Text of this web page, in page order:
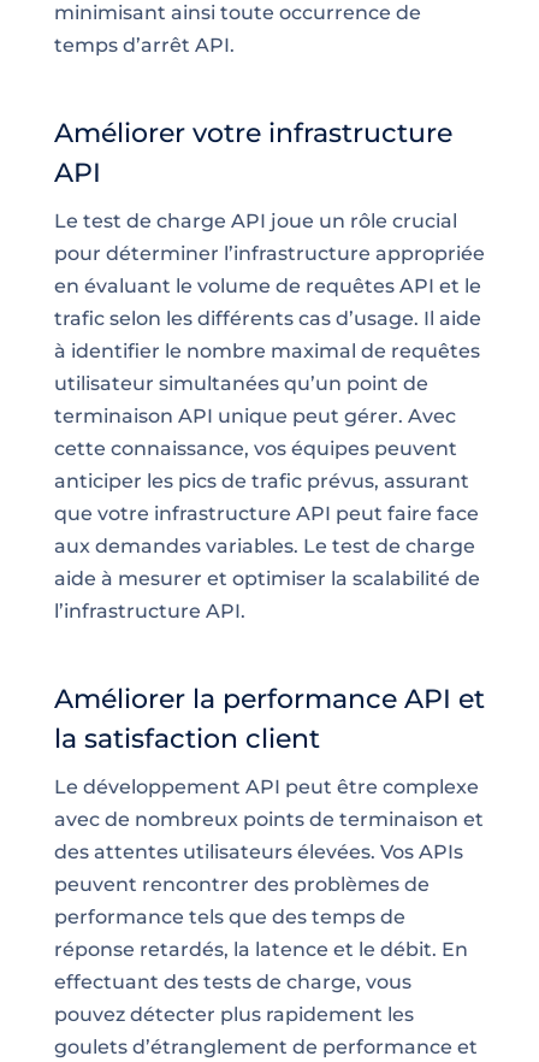
minimisant ainsi toute occurrence de
temps d’arrêt API.
Améliorer votre infrastructure
API
Le test de charge API joue un rôle crucial
pour déterminer l’infrastructure appropriée
en évaluant le volume de requêtes API et le
trafic selon les différents cas d’usage. Il aide
à identifier le nombre maximal de requêtes
utilisateur simultanées qu’un point de
terminaison API unique peut gérer. Avec
cette connaissance, vos équipes peuvent
anticiper les pics de trafic prévus, assurant
que votre infrastructure API peut faire face
aux demandes variables. Le test de charge
aide à mesurer et optimiser la scalabilité de
l’infrastructure API.
Améliorer la performance API et
la satisfaction client
Le développement API peut être complexe
avec de nombreux points de terminaison et
des attentes utilisateurs élevées. Vos APIs
peuvent rencontrer des problèmes de
performance tels que des temps de
réponse retardés, la latence et le débit. En
effectuant des tests de charge, vous
pouvez détecter plus rapidement les
goulets d’étranglement de performance et